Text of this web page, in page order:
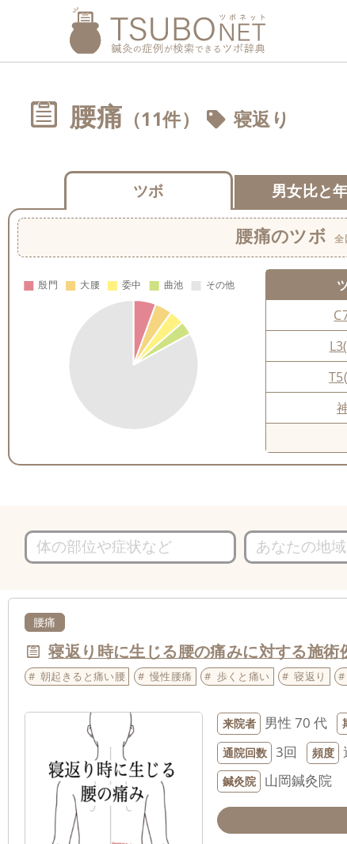
腰痛 （11件） 寝返り
ツボ 男女比と
腰痛のツボ 全
腰痛
寝返り時に生じる腰の痛みに対する施術
朝起きると痛い腰 慢性腰痛 歩くと痛い 寝返り
来院者 男性 70 代
通院回数 3回 頻度
鍼灸院 山岡鍼灸院